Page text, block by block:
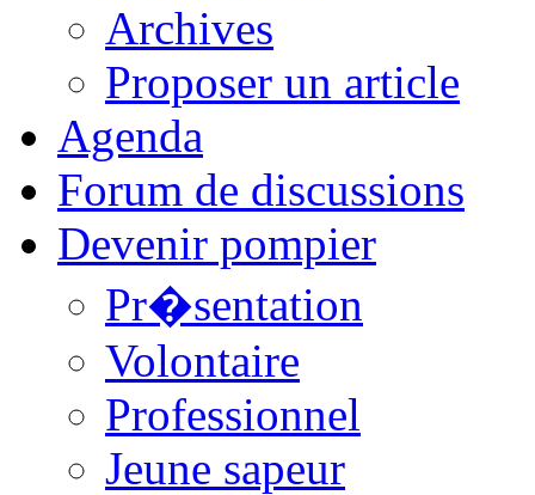
Archives
Proposer un article
Agenda
Forum de discussions
Devenir pompier
Pr�sentation
Volontaire
Professionnel
Jeune sapeur